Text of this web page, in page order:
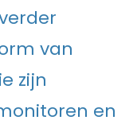
van
zijn
en